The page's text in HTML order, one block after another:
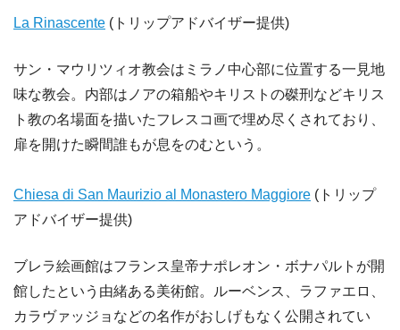
La Rinascente (トリップアドバイザー提供)
サン・マウリツィオ教会はミラノ中心部に位置する一見地
味な教会。内部はノアの箱船やキリストの磔刑などキリス
ト教の名場面を描いたフレスコ画で埋め尽くされており、
扉を開けた瞬間誰もが息をのむという。
Chiesa di San Maurizio al Monastero Maggiore (トリップ
アドバイザー提供)
ブレラ絵画館はフランス皇帝ナポレオン・ボナパルトが開
館したという由緒ある美術館。ルーベンス、ラファエロ、
カラヴァッジョなどの名作がおしげもなく公開されてい